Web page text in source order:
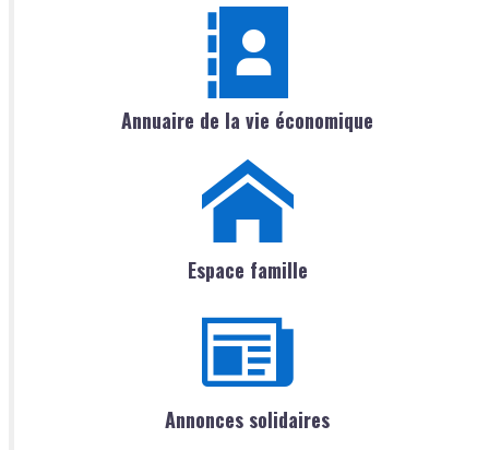
Annuaire de la vie économique
Espace famille
Annonces solidaires